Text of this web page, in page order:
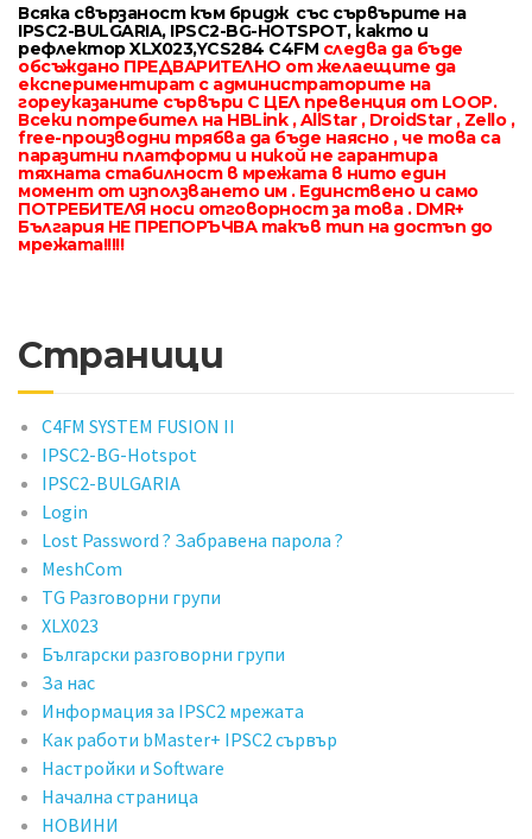
Всяка свързаност към бридж със сървърите на
IPSC2-BULGARIA, IPSC2-BG-HOTSPOT, както и
рефлектор XLX023,YCS284 C4FM следва да бъде
обсъждано ПРЕДВАРИТЕЛНО от желаещите да
експериментират с администраторите на
гореуказаните сървъри С ЦЕЛ превенция от LOOP.
Всеки потребител на HBLink , AllStar , DroidStar , Zello ,
free-производни трябва да бъде наясно , че това са
паразитни платформи и никой не гарантира
тяхната стабилност в мрежата в нито един
момент от използването им . Единствено и само
ПОТРЕБИТЕЛЯ носи отговорност за това . DMR+
България НЕ ПРЕПОРЪЧВА такъв тип на достъп до
мрежата!!!!!
Страници
C4FM SYSTEM FUSION II
IPSC2-BG-Hotspot
IPSC2-BULGARIA
Login
Lost Password ? Забравена парола ?
MeshCom
TG Разговорни групи
XLX023
Български разговорни групи
За нас
Информация за IPSC2 мрежата
Как работи bMaster+ IPSC2 сървър
Настройки и Software
Начална страница
НОВИНИ